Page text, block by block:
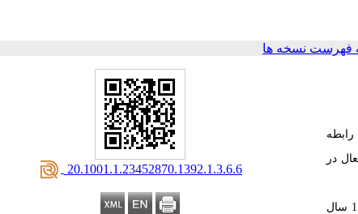
فهرست نسخه ها
‎ 20.1001.1.23452870.1392.1.3.6.6
در
جامعه آماری پژوهش تمامی شهروندان بالای 15 سال